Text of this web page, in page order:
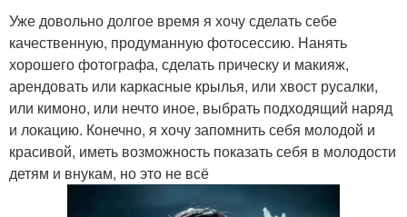
Уже довольно долгое время я хочу сделать себе
качественную, продуманную фотосессию. Нанять
хорошего фотографа, сделать прическу и макияж,
арендовать или каркасные крылья, или хвост русалки,
или кимоно, или нечто иное, выбрать подходящий наряд
и локацию. Конечно, я хочу запомнить себя молодой и
красивой, иметь возможность показать себя в молодости
детям и внукам, но это не всё